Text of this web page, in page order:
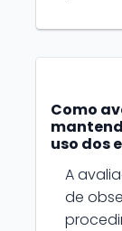
Como
uso dos
A
de